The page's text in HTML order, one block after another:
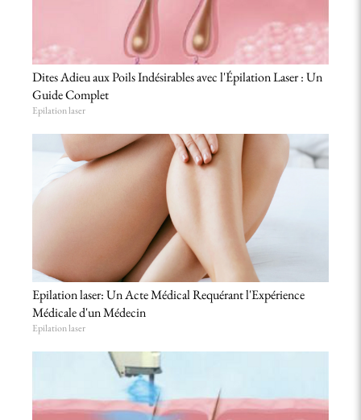
Dites Adieu aux Poils Indésirables avec l'Épilation Laser : Un
Guide Complet
Epilation laser
Epilation laser: Un Acte Médical Requérant l'Expérience
Médicale d'un Médecin
Epilation laser